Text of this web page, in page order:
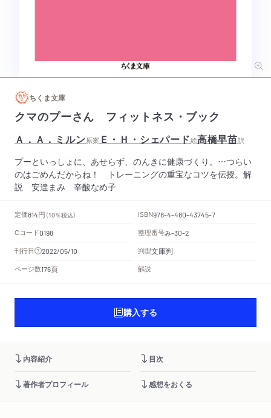
ちくま文庫
クマのプーさん フィットネス・ブック
Ａ．Ａ．ミルン原案 Ｅ・Ｈ・シェパード絵高橋早苗訳
プーといっしょに、あせらず、のんきに健康づくり。…つらい
のはごめんだからね！ トレーニングの重宝なコツを伝授。解
説 安達まみ 辛酸なめ子
定価814円 （10％税込） ISBN978-4-480-43745-7
Cコード0198 整理番号み-30-2
刊行日 2022/05/10 判型文庫判
ページ数176頁 解説
購入する
内容紹介 目次
著作者プロフィール 感想をおくる